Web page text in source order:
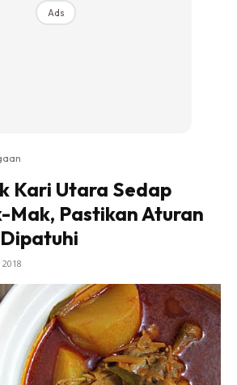
Ads
Kari Utara Sedap
Mak, Pastikan Aturan
2018